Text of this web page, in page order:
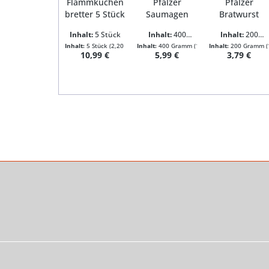
bretter 5 Stück
Inhalt:5 Stück
Inhalt: 5 Stück (2,20 € / 1 Stück)
Regulärer Preis:
10,99 €
Saumagen
Inhalt:400
Gramm
Inhalt: 400 Gramm (1,50 € / 100 Gramm)
Regulärer Preis:
5,99 €
Bratwurst
Inhalt:200
Gramm
Inhalt: 200 Gramm
Regulärer
3,79 €